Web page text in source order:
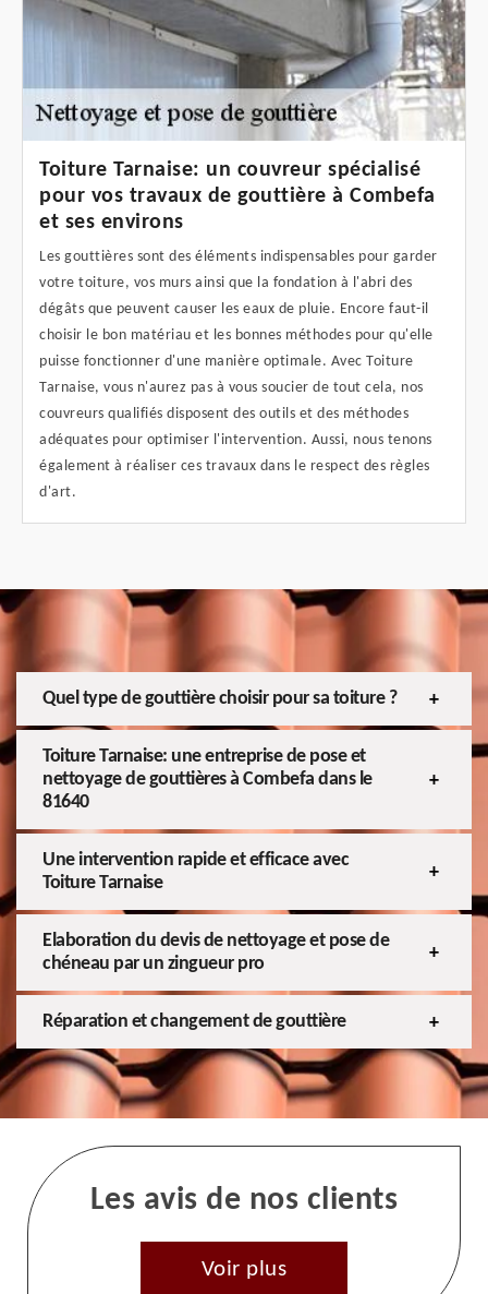
Toiture Tarnaise: un couvreur spécialisé
pour vos travaux de gouttière à Combefa
et ses environs
Les gouttières sont des éléments indispensables pour garder
votre toiture, vos murs ainsi que la fondation à l'abri des
dégâts que peuvent causer les eaux de pluie. Encore faut-il
choisir le bon matériau et les bonnes méthodes pour qu'elle
puisse fonctionner d'une manière optimale. Avec Toiture
Tarnaise, vous n'aurez pas à vous soucier de tout cela, nos
couvreurs qualifiés disposent des outils et des méthodes
adéquates pour optimiser l'intervention. Aussi, nous tenons
également à réaliser ces travaux dans le respect des règles
d'art.
Quel type de gouttière choisir pour sa toiture ?
Toiture Tarnaise: une entreprise de pose et
nettoyage de gouttières à Combefa dans le
81640
Une intervention rapide et efficace avec
Toiture Tarnaise
Elaboration du devis de nettoyage et pose de
chéneau par un zingueur pro
Réparation et changement de gouttière
Les avis de nos clients
Voir plus